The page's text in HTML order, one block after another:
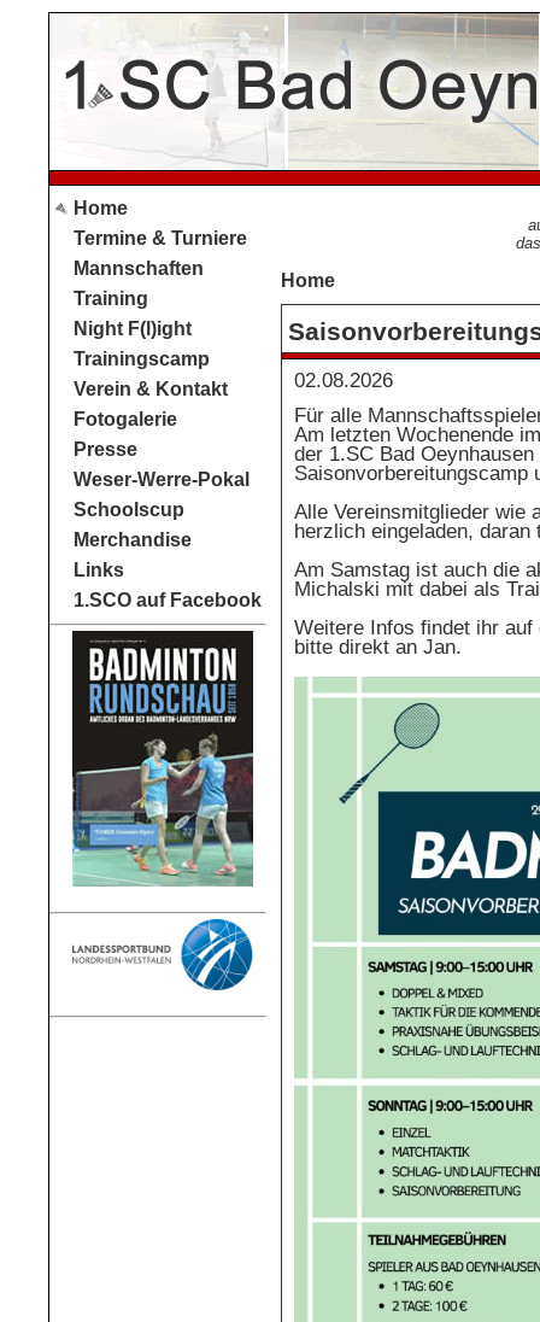
Home
Termine & Turniere
Mannschaften
Training
Night F(l)ight
Trainingscamp
Verein & Kontakt
Fotogalerie
Presse
Weser-Werre-Pokal
Schoolscup
Merchandise
Links
1.SCO auf Facebook
Home
02.08.2026
Für alle
Am letzten Wochenende
der 1.SC Bad
Saisonvorbereitungscamp
Alle Vereinsmitglieder wie
herzlich eingeladen, daran
Am Samstag ist auch die
Michalski mit dabei als
Weitere Infos findet ihr auf
bitte direkt an Jan.